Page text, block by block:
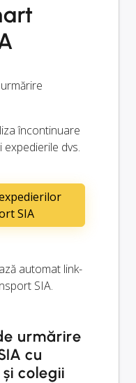
încontinuare
dvs.
SIA
automat link-
SIA.
urmărire
cu
colegii